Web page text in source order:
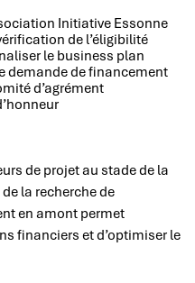
Initiative Essonne
de l’éligibilité
le business plan
demande de financement
d’agrément
de projet au stade de la
la recherche de
en amont permet
financiers et d’optimiser le